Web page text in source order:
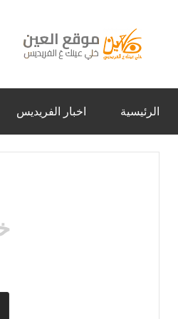
المحتوى
الرئيسية اخبار الفريديس